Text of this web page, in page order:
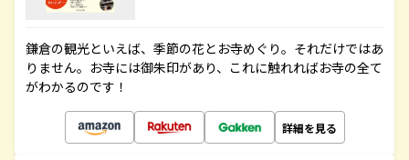
鎌倉の観光といえば、季節の花とお寺めぐり。それだけではあ
りません。お寺には御朱印があり、これに触れればお寺の全て
がわかるのです！
詳細を見る